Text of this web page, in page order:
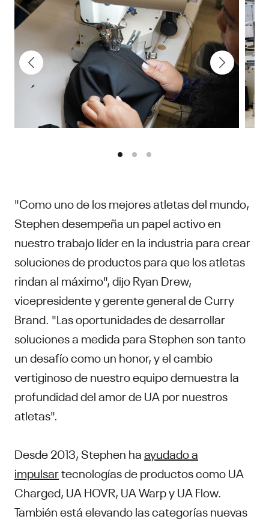
"Como uno de los mejores atletas del mundo,
Stephen desempeña un papel activo en
nuestro trabajo líder en la industria para crear
soluciones de productos para que los atletas
rindan al máximo", dijo Ryan Drew,
vicepresidente y gerente general de Curry
Brand. "Las oportunidades de desarrollar
soluciones a medida para Stephen son tanto
un desafío como un honor, y el cambio
vertiginoso de nuestro equipo demuestra la
profundidad del amor de UA por nuestros
atletas".
Desde 2013, Stephen haayudado a
impulsartecnologías de productos como UA
Charged, UA HOVR, UA Warp y UA Flow.
También está elevando las categorías nuevas